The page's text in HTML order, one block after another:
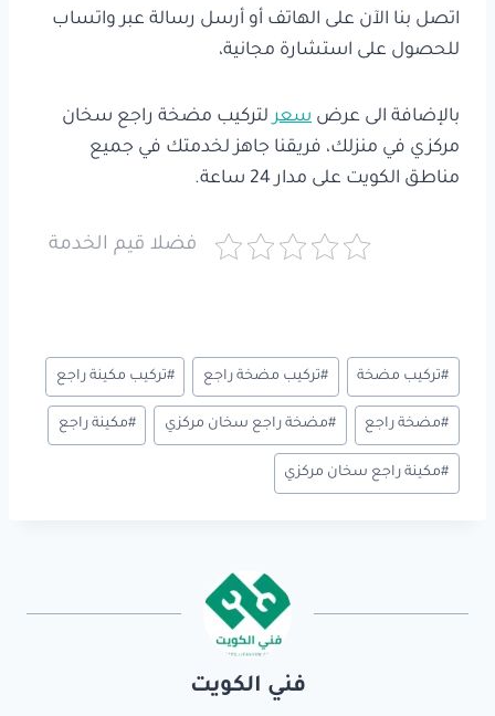
اتصل بنا الآن على الهاتف أو أرسل رسالة عبر واتساب
للحصول على استشارة مجانية،
بالإضافة الى عرض سعر لتركيب مضخة راجع سخان
مركزي في منزلك، فريقنا جاهز لخدمتك في جميع
مناطق الكويت على مدار 24 ساعة.
فضلا قيم الخدمة
وسوم
المقال:
#تركيب مضخة #تركيب مضخة راجع #تركيب مكينة راجع
#مضخة راجع #مضخة راجع سخان مركزي #مكينة راجع
#مكينة راجع سخان مركزي
فني الكويت